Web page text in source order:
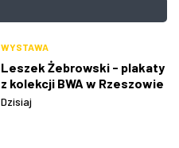
WYSTAWA
Leszek Żebrowski - plakaty
z kolekcji BWA w Rzeszowie
Dzisiaj